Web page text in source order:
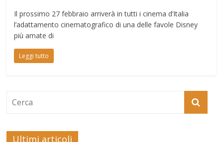
Il prossimo 27 febbraio arriverà in tutti i cinema d’Italia
l’adattamento cinematografico di una delle favole Disney
più amate di
Leggi tutto
Ultimi articoli